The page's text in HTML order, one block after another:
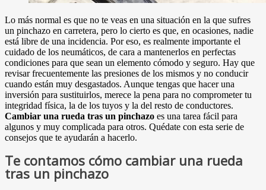
Lo más normal es que no te veas en una situación en la que sufres
un pinchazo en carretera, pero lo cierto es que, en ocasiones, nadie
está libre de una incidencia. Por eso, es realmente importante el
cuidado de los neumáticos, de cara a mantenerlos en perfectas
condiciones para que sean un elemento cómodo y seguro. Hay que
revisar frecuentemente las presiones de los mismos y no conducir
cuando están muy desgastados. Aunque tengas que hacer una
inversión para sustituirlos, merece la pena para no comprometer tu
integridad física, la de los tuyos y la del resto de conductores.
Cambiar una rueda tras un pinchazo es una tarea fácil para
algunos y muy complicada para otros. Quédate con esta serie de
consejos que te ayudarán a hacerlo.
Te contamos cómo cambiar una rueda
tras un pinchazo